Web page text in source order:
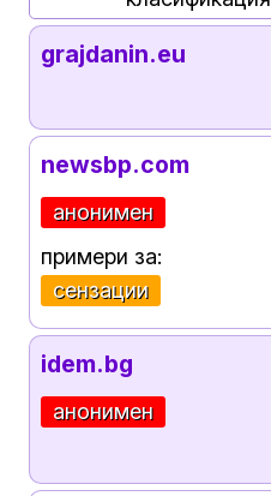
grajdanin.eu
newsbp.com
анонимен
примери за:
сензации
idem.bg
анонимен